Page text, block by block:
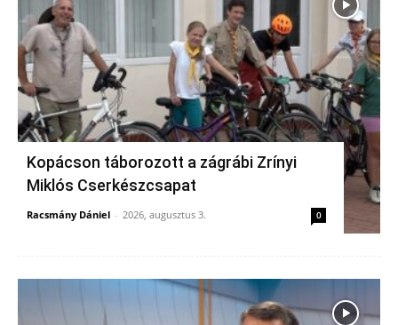
Kopácson táborozott a zágrábi Zrínyi
Miklós Cserkészcsapat
Racsmány Dániel - 2026, augusztus 3. 0